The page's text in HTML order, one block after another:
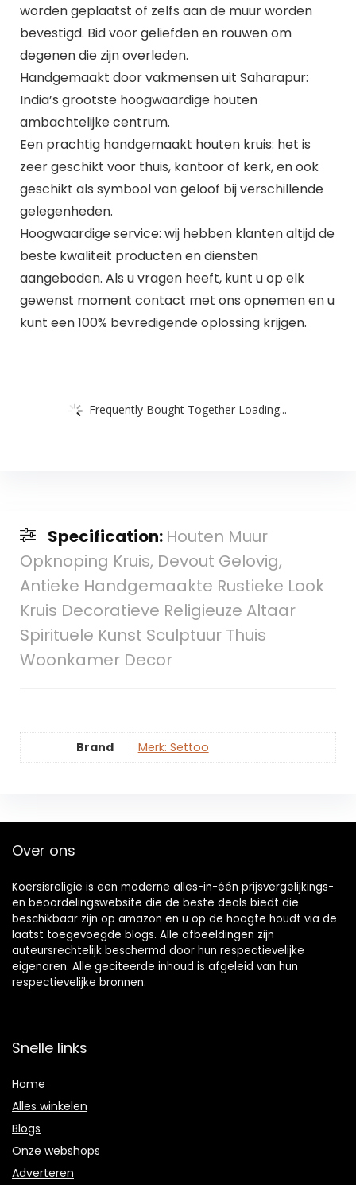
worden geplaatst of zelfs aan de muur worden
bevestigd. Bid voor geliefden en rouwen om
degenen die zijn overleden.
Handgemaakt door vakmensen uit Saharapur:
India’s grootste hoogwaardige houten
ambachtelijke centrum.
Een prachtig handgemaakt houten kruis: het is
zeer geschikt voor thuis, kantoor of kerk, en ook
geschikt als symbool van geloof bij verschillende
gelegenheden.
Hoogwaardige service: wij hebben klanten altijd de
beste kwaliteit producten en diensten
aangeboden. Als u vragen heeft, kunt u op elk
gewenst moment contact met ons opnemen en u
kunt een 100% bevredigende oplossing krijgen.
Frequently Bought Together Loading...
Specification: Houten Muur
Opknoping Kruis, Devout Gelovig,
Antieke Handgemaakte Rustieke Look
Kruis Decoratieve Religieuze Altaar
Spirituele Kunst Sculptuur Thuis
Woonkamer Decor
Brand Merk: Settoo
Over ons
Koersisreligie is een moderne alles-in-één prijsvergelijkings-
en beoordelingswebsite die de beste deals biedt die
beschikbaar zijn op amazon en u op de hoogte houdt via de
laatst toegevoegde blogs. Alle afbeeldingen zijn
auteursrechtelijk beschermd door hun respectievelijke
eigenaren. Alle geciteerde inhoud is afgeleid van hun
respectievelijke bronnen.
Snelle links
Home
Alles winkelen
Blogs
Onze webshops
Adverteren